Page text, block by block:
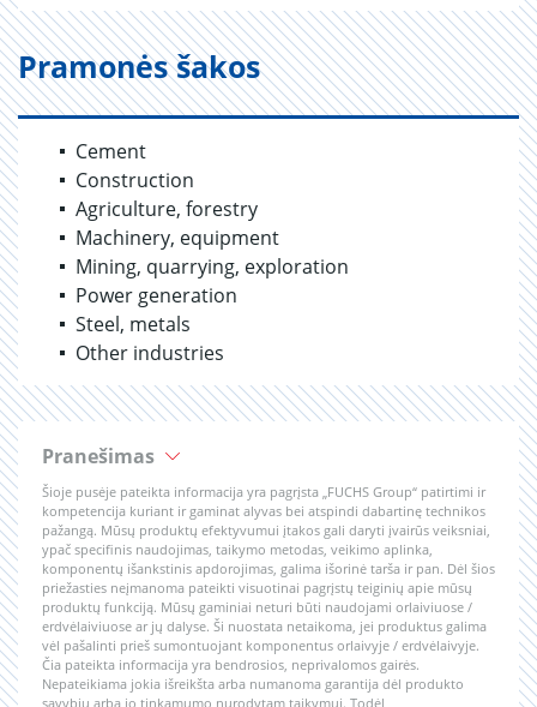
Pramonės šakos
Cement
Construction
Agriculture, forestry
Machinery, equipment
Mining, quarrying, exploration
Power generation
Steel, metals
Other industries
Pranešimas
Šioje pusėje pateikta informacija yra pagrįsta „FUCHS Group“ patirtimi ir
kompetencija kuriant ir gaminat alyvas bei atspindi dabartinę technikos
pažangą. Mūsų produktų efektyvumui įtakos gali daryti įvairūs veiksniai,
ypač specifinis naudojimas, taikymo metodas, veikimo aplinka,
komponentų išankstinis apdorojimas, galima išorinė tarša ir pan. Dėl šios
priežasties neįmanoma pateikti visuotinai pagrįstų teiginių apie mūsų
produktų funkciją. Mūsų gaminiai neturi būti naudojami orlaiviuose /
erdvėlaiviuose ar jų dalyse. Ši nuostata netaikoma, jei produktus galima
vėl pašalinti prieš sumontuojant komponentus orlaivyje / erdvėlaivyje.
Čia pateikta informacija yra bendrosios, neprivalomos gairės.
Nepateikiama jokia išreikšta arba numanoma garantija dėl produkto
savybių arba jo tinkamumo nurodytam taikymui. Todėl